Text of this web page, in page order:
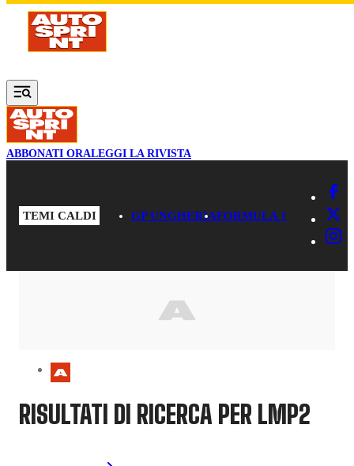
Vai al contenuto principale
ABBONATI ORALEGGI LA RIVISTA
TEMI CALDI GP UNGHERIAFORMULA 1
RISULTATI DI RICERCA PER LMP2